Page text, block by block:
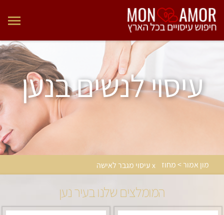
עיסוי לנשים בנען
מון אמור > מחוז x עיסוי מגבר לאישה
המומלצים שלנו בעיר נען